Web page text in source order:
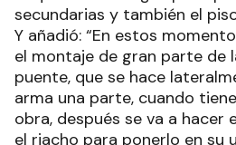
secundarias y también el
Y añadió: “En estos
el montaje de gran parte de
puente, que se hace
arma una parte, cuando
obra, después se va a hacer
el riacho para ponerlo en su